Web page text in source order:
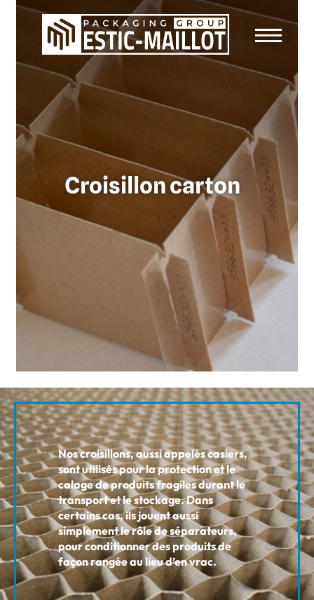
Croisillon carton
Nos croisillons, aussi appelés casiers,
sont utilisés pour la protection et le
calage de produits fragiles durant le
transport et le stockage. Dans
certains cas, ils jouent aussi
simplement le rôle de séparateurs,
pour conditionner des produits de
façon rangée au lieu d’en vrac.